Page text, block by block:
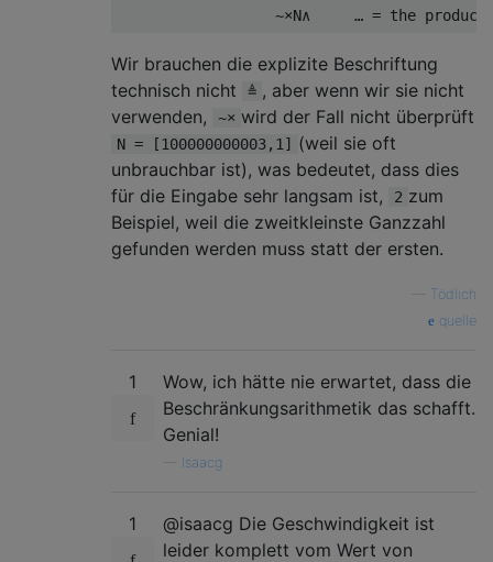
Wir brauchen die explizite Beschriftung
technisch nicht
≜ , aber wenn wir sie nicht
verwenden,
~× wird der Fall nicht überprüft
N = [100000000003,1]
(weil sie oft
unbrauchbar ist), was bedeutet, dass dies
für die Eingabe sehr langsam ist,
2 zum
Beispiel, weil die zweitkleinste Ganzzahl
gefunden werden muss statt der ersten.
Tödlich
quelle
1
Wow, ich hätte nie erwartet, dass die
Beschränkungsarithmetik das schafft.
Genial!
Isaacg
1
@isaacg Die Geschwindigkeit ist
leider komplett vom Wert von